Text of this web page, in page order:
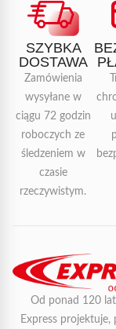
SZYBKA
DOSTAWA
Zamówienia
wysyłane w
ciągu 72 godzin
roboczych ze
śledzeniem w
czasie
rzeczywistym.
Od ponad 120
Express projektuje,